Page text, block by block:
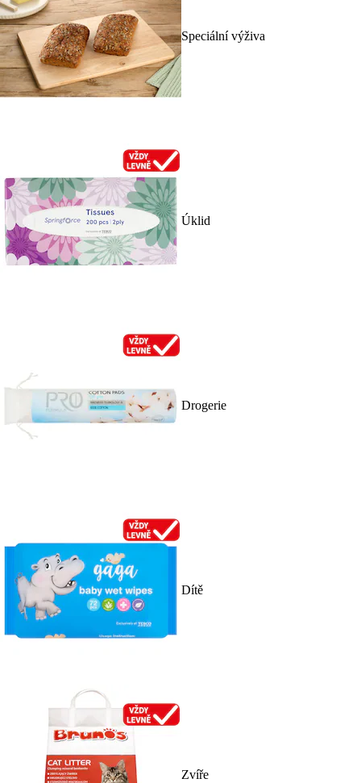
Speciální výživa
Úklid
Drogerie
Dítě
Zvíře